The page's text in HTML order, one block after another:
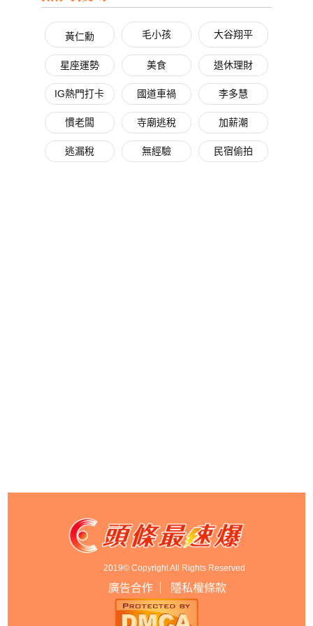
黃仁勳 毛小孩 大谷翔平
星座運勢 美食 退休理財
IG熱門打卡 國道車禍 李多慧
慣老闆 寺廟逃稅 加薪潮
逃漏稅 無經驗 民宿偷拍
2019© Copyright All Rights Reserved
廣告合作 隱私權條款